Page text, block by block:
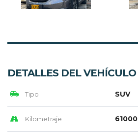
DETALLES DEL VEHÍCULO
Tipo SUV
Kilometraje 61000